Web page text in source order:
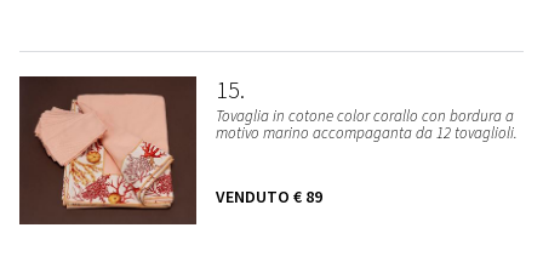
15
Tovaglia in cotone color corallo con bordura a
motivo marino accompaganta da 12 tovaglioli.
VENDUTO € 89